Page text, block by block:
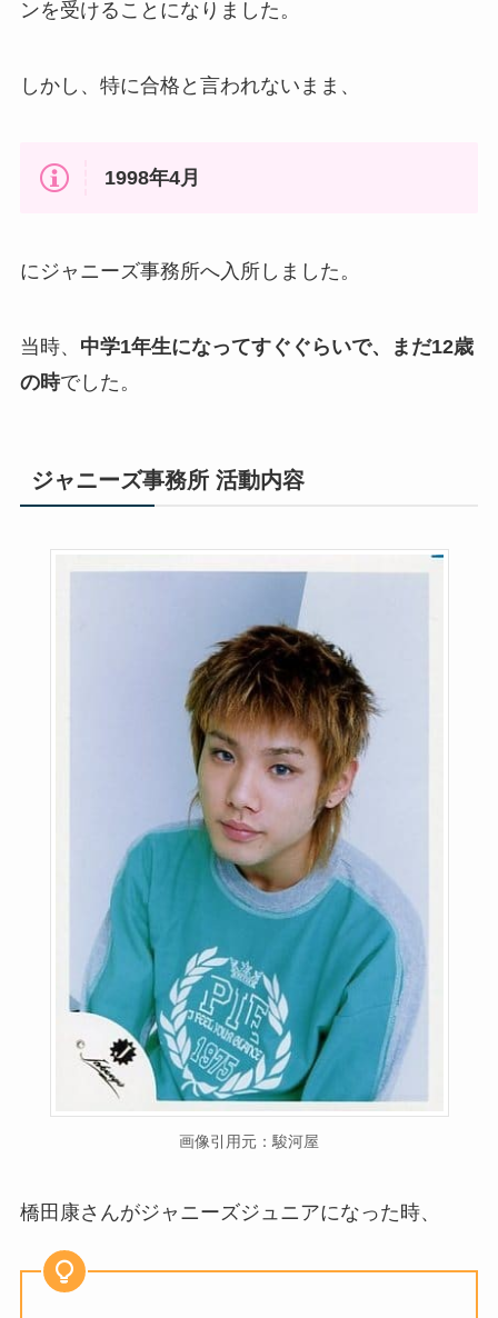
ンを受けることになりました。
しかし、特に合格と言われないまま、
1998年4月
にジャニーズ事務所へ入所しました。
当時、 中学1年生になってすぐぐらいで、まだ12歳
の時でした。
ジャニーズ事務所 活動内容
画像引用元：駿河屋
橋田康さんがジャニーズジュニアになった時、